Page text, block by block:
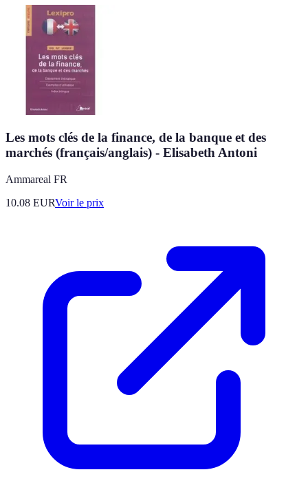
Les mots clés de la finance, de la banque et des
marchés (français/anglais) - Elisabeth Antoni
Ammareal FR
10.08 EURVoir le prix